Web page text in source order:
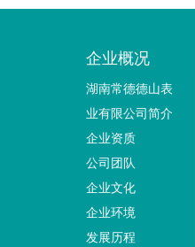
企业概况
湖南常德德山表
业有限公司简介
企业资质
公司团队
企业文化
企业环境
发展历程